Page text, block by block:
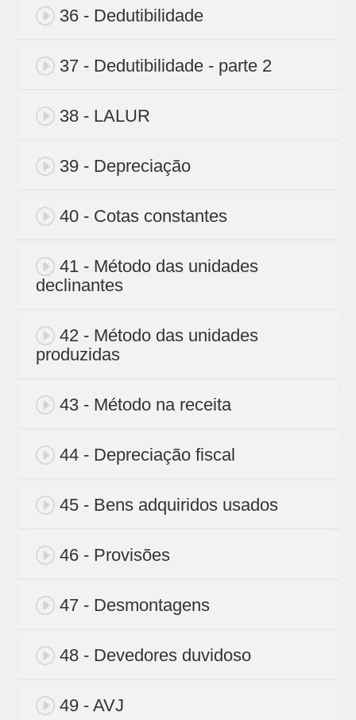
36 - Dedutibilidade
37 - Dedutibilidade - parte 2
38 - LALUR
39 - Depreciação
40 - Cotas constantes
41 - Método das unidades
declinantes
42 - Método das unidades
produzidas
43 - Método na receita
44 - Depreciação fiscal
45 - Bens adquiridos usados
46 - Provisões
47 - Desmontagens
48 - Devedores duvidoso
49 - AVJ